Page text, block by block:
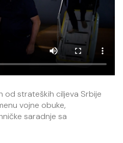
od strateških ciljeva Srbije
vojne obuke,
saradnje sa